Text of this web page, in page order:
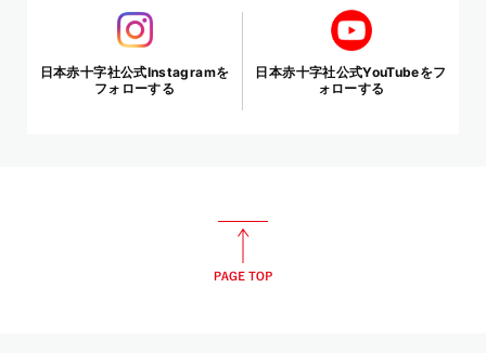
日本赤十字社公式Instagramを
フォローする
日本赤十字社公式YouTubeをフ
ォローする